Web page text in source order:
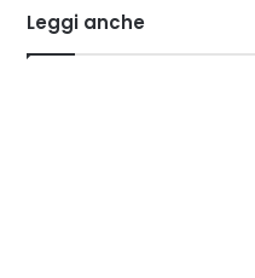
Leggi anche